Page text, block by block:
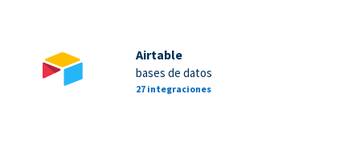
Airtable
bases de datos
27 integraciones